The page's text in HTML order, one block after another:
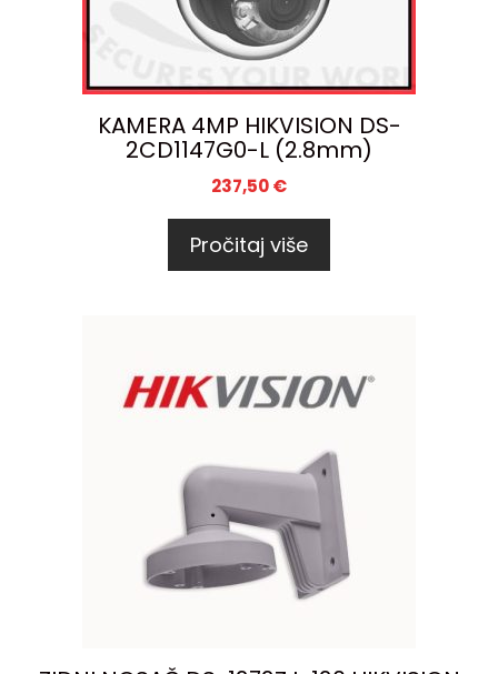
KAMERA 4MP HIKVISION DS-
2CD1147G0-L (2.8mm)
237,50€
Pročitaj više